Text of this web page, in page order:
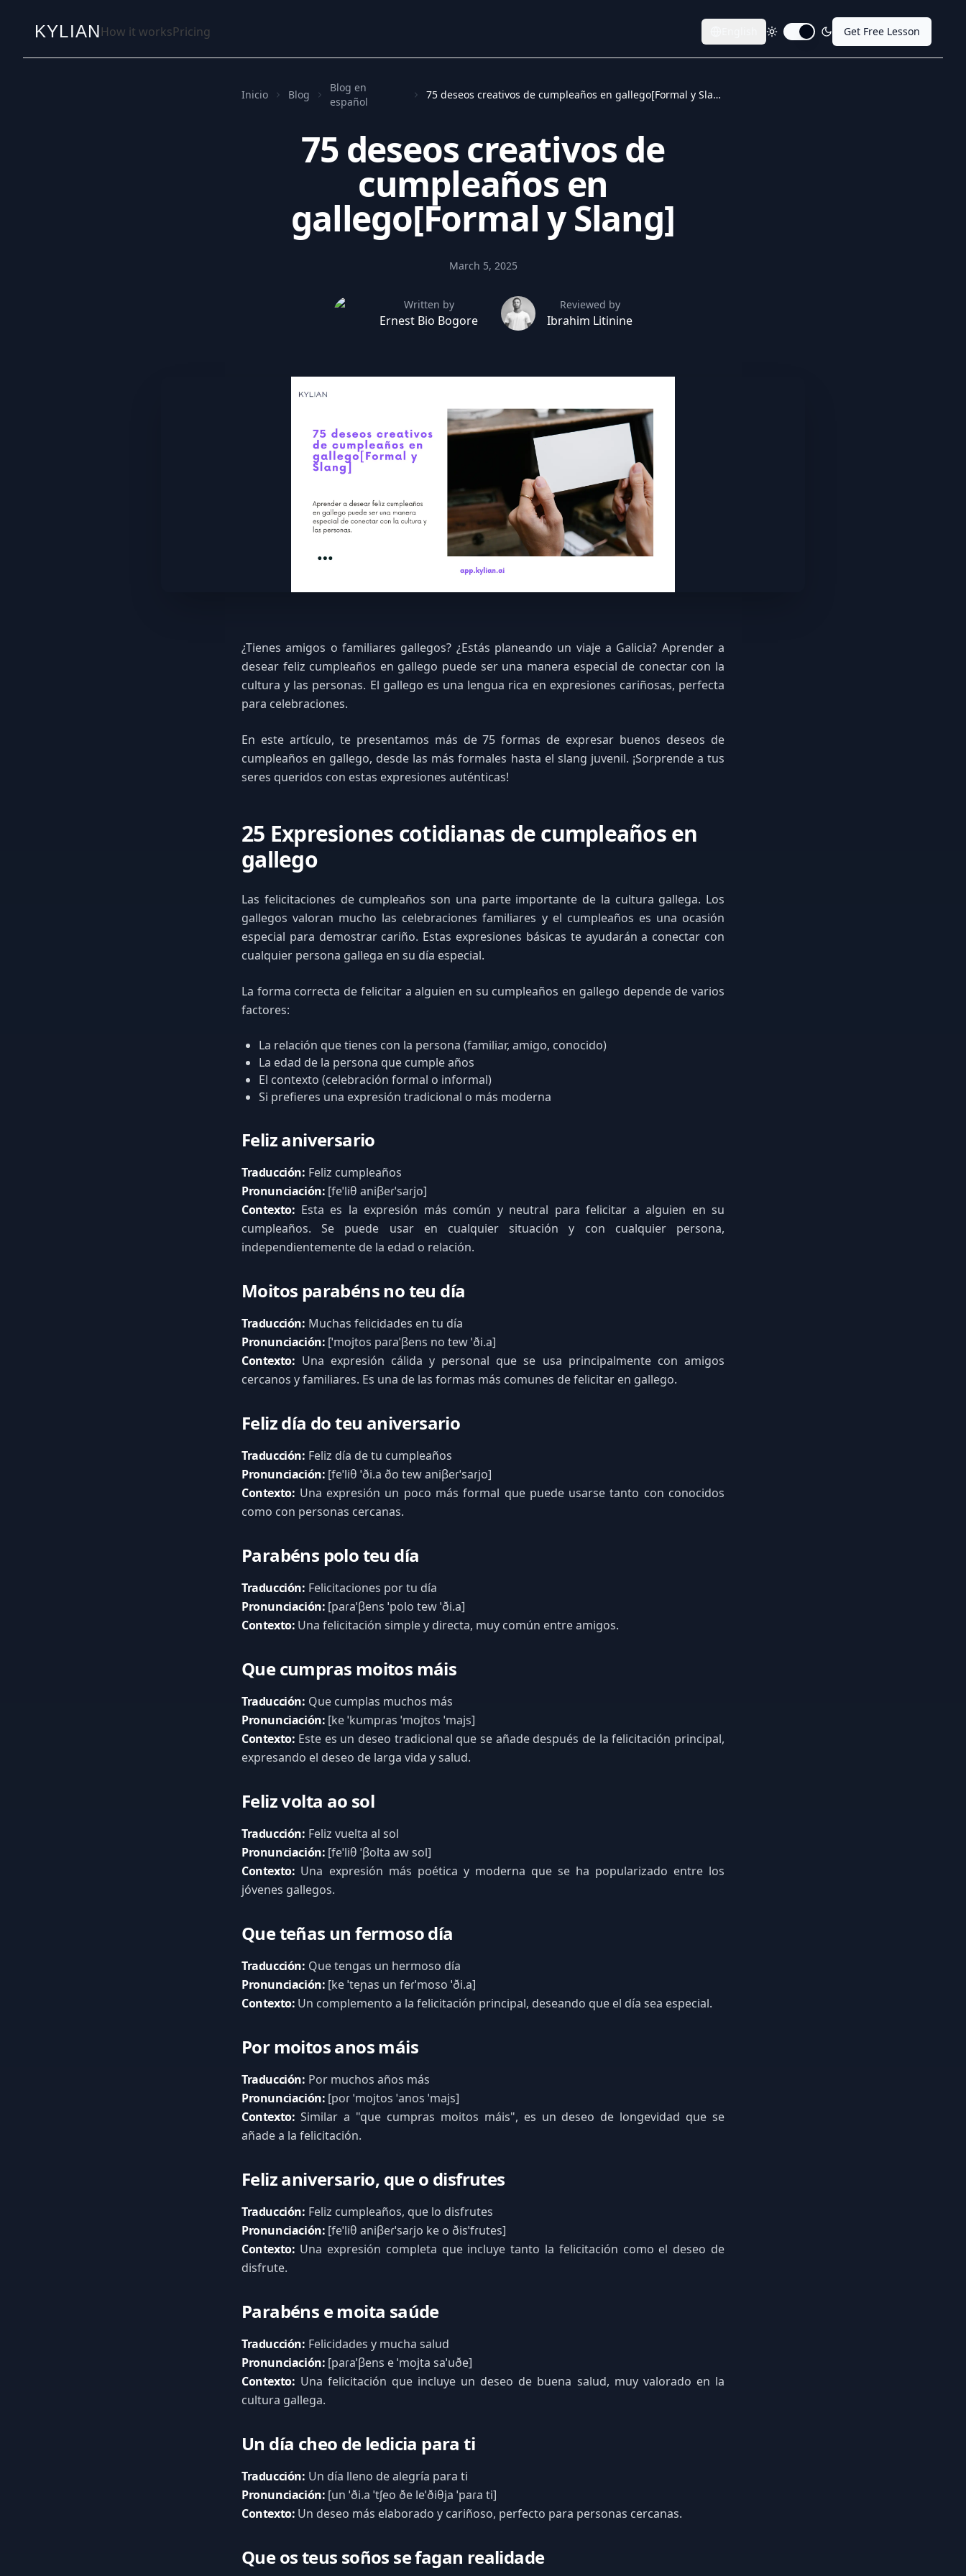
KYLIANHow it worksPricing Toggle dark modeGet Free Lesson
Inicio Blog
Blog en
español
75 deseos creativos de cumpleaños en gallego[Formal y Slang]
75 deseos creativos de
cumpleaños en
gallego[Formal y Slang]
March 5, 2025
Written by
Ernest Bio Bogore
Reviewed by
Ibrahim Litinine
¿Tienes amigos o familiares gallegos? ¿Estás planeando un viaje a Galicia? Aprender a
desear feliz cumpleaños en gallego puede ser una manera especial de conectar con la
cultura y las personas. El gallego es una lengua rica en expresiones cariñosas, perfecta
para celebraciones.
En este artículo, te presentamos más de 75 formas de expresar buenos deseos de
cumpleaños en gallego, desde las más formales hasta el slang juvenil. ¡Sorprende a tus
seres queridos con estas expresiones auténticas!
25 Expresiones cotidianas de cumpleaños en
gallego
Las felicitaciones de cumpleaños son una parte importante de la cultura gallega. Los
gallegos valoran mucho las celebraciones familiares y el cumpleaños es una ocasión
especial para demostrar cariño. Estas expresiones básicas te ayudarán a conectar con
cualquier persona gallega en su día especial.
La forma correcta de felicitar a alguien en su cumpleaños en gallego depende de varios
factores:
La relación que tienes con la persona (familiar, amigo, conocido)
La edad de la persona que cumple años
El contexto (celebración formal o informal)
Si prefieres una expresión tradicional o más moderna
Feliz aniversario
Traducción: Feliz cumpleaños
Pronunciación: [feˈliθ aniβeɾˈsaɾjo]
Contexto: Esta es la expresión más común y neutral para felicitar a alguien en su
cumpleaños. Se puede usar en cualquier situación y con cualquier persona,
independientemente de la edad o relación.
Moitos parabéns no teu día
Traducción: Muchas felicidades en tu día
Pronunciación: [ˈmojtos paɾaˈβens no tew ˈði.a]
Contexto: Una expresión cálida y personal que se usa principalmente con amigos
cercanos y familiares. Es una de las formas más comunes de felicitar en gallego.
Feliz día do teu aniversario
Traducción: Feliz día de tu cumpleaños
Pronunciación: [feˈliθ ˈði.a ðo tew aniβeɾˈsaɾjo]
Contexto: Una expresión un poco más formal que puede usarse tanto con conocidos
como con personas cercanas.
Parabéns polo teu día
Traducción: Felicitaciones por tu día
Pronunciación: [paɾaˈβens ˈpolo tew ˈði.a]
Contexto: Una felicitación simple y directa, muy común entre amigos.
Que cumpras moitos máis
Traducción: Que cumplas muchos más
Pronunciación: [ke ˈkumpɾas ˈmojtos ˈmajs]
Contexto: Este es un deseo tradicional que se añade después de la felicitación principal,
expresando el deseo de larga vida y salud.
Feliz volta ao sol
Traducción: Feliz vuelta al sol
Pronunciación: [feˈliθ ˈβolta aw sol]
Contexto: Una expresión más poética y moderna que se ha popularizado entre los
jóvenes gallegos.
Que teñas un fermoso día
Traducción: Que tengas un hermoso día
Pronunciación: [ke ˈteɲas un feɾˈmoso ˈði.a]
Contexto: Un complemento a la felicitación principal, deseando que el día sea especial.
Por moitos anos máis
Traducción: Por muchos años más
Pronunciación: [poɾ ˈmojtos ˈanos ˈmajs]
Contexto: Similar a "que cumpras moitos máis", es un deseo de longevidad que se
añade a la felicitación.
Feliz aniversario, que o disfrutes
Traducción: Feliz cumpleaños, que lo disfrutes
Pronunciación: [feˈliθ aniβeɾˈsaɾjo ke o ðisˈfɾutes]
Contexto: Una expresión completa que incluye tanto la felicitación como el deseo de
disfrute.
Parabéns e moita saúde
Traducción: Felicidades y mucha salud
Pronunciación: [paɾaˈβens e ˈmojta saˈuðe]
Contexto: Una felicitación que incluye un deseo de buena salud, muy valorado en la
cultura gallega.
Un día cheo de ledicia para ti
Traducción: Un día lleno de alegría para ti
Pronunciación: [un ˈði.a ˈtʃeo ðe leˈðiθja ˈpaɾa ti]
Contexto: Un deseo más elaborado y cariñoso, perfecto para personas cercanas.
Que os teus soños se fagan realidade